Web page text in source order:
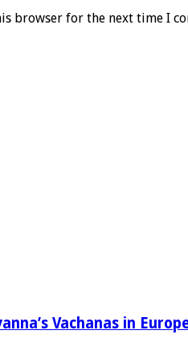
browser for the next time I
Vachanas in